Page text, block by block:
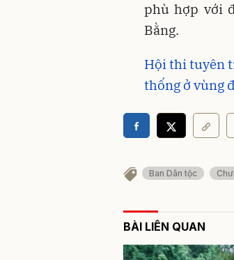
phù hợp với
Bằng.
Hội thi tuyên
thống ở vùng
Ban Dân tộc
BÀI LIÊN QUAN